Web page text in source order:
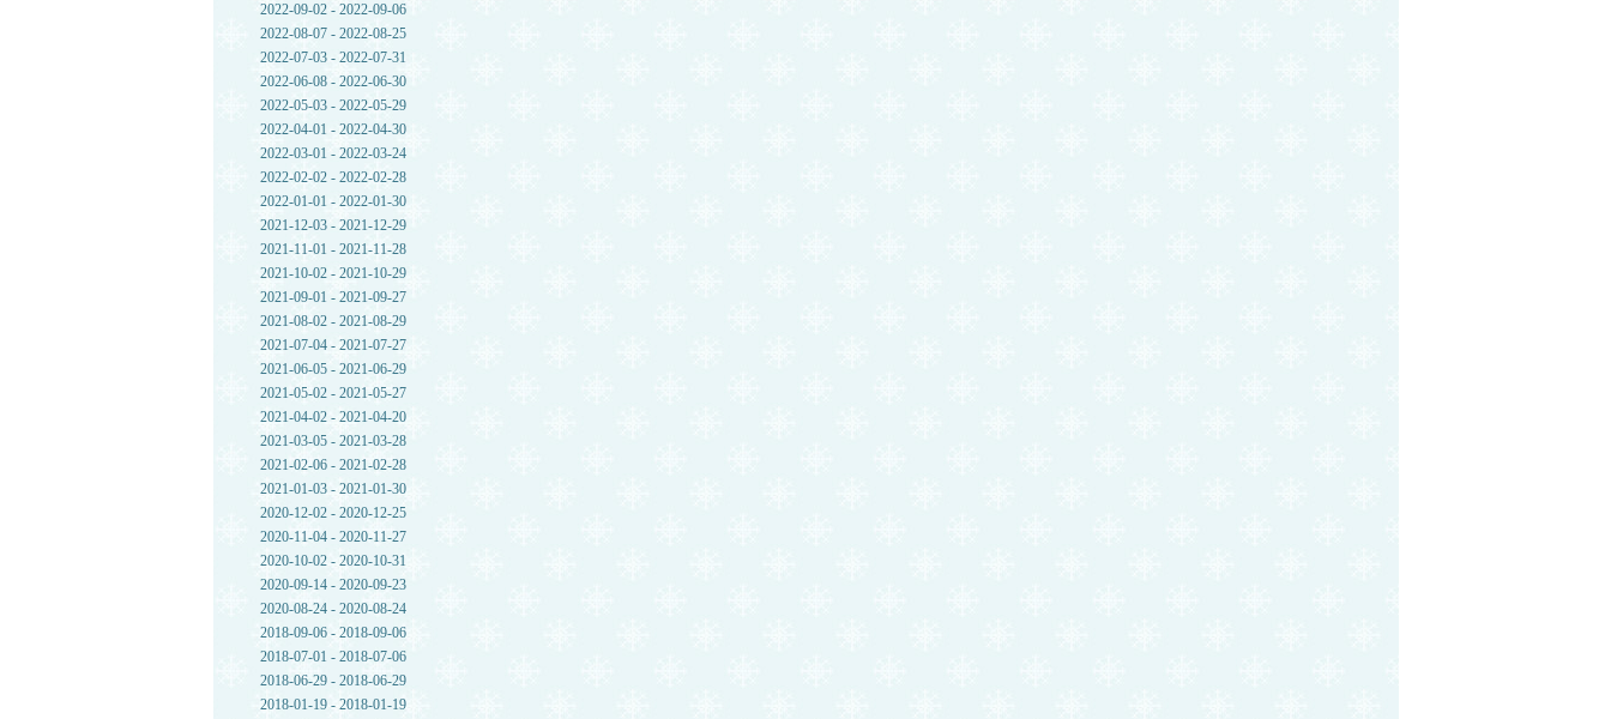
2022-09-02 - 2022-09-06
2022-08-07 - 2022-08-25
2022-07-03 - 2022-07-31
2022-06-08 - 2022-06-30
2022-05-03 - 2022-05-29
2022-04-01 - 2022-04-30
2022-03-01 - 2022-03-24
2022-02-02 - 2022-02-28
2022-01-01 - 2022-01-30
2021-12-03 - 2021-12-29
2021-11-01 - 2021-11-28
2021-10-02 - 2021-10-29
2021-09-01 - 2021-09-27
2021-08-02 - 2021-08-29
2021-07-04 - 2021-07-27
2021-06-05 - 2021-06-29
2021-05-02 - 2021-05-27
2021-04-02 - 2021-04-20
2021-03-05 - 2021-03-28
2021-02-06 - 2021-02-28
2021-01-03 - 2021-01-30
2020-12-02 - 2020-12-25
2020-11-04 - 2020-11-27
2020-10-02 - 2020-10-31
2020-09-14 - 2020-09-23
2020-08-24 - 2020-08-24
2018-09-06 - 2018-09-06
2018-07-01 - 2018-07-06
2018-06-29 - 2018-06-29
2018-01-19 - 2018-01-19